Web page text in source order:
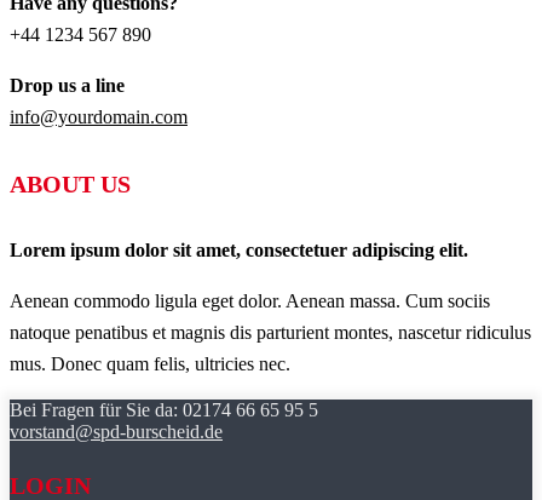
+44 1234 567 890
Drop us a line
info@yourdomain.com
ABOUT US
Lorem ipsum dolor sit amet, consectetuer adipiscing elit.
Aenean commodo ligula eget dolor. Aenean massa. Cum sociis
natoque penatibus et magnis dis parturient montes, nascetur ridiculus
mus. Donec quam felis, ultricies nec.
Bei Fragen für Sie da: 02174 66 65 95 5
vorstand@spd-burscheid.de
LOGIN